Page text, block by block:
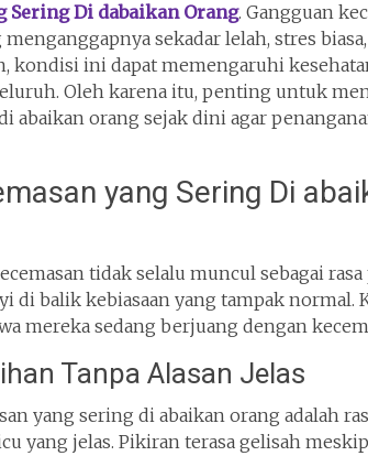
Sering Di dabaikan Orang. Gangguan
sekadar lelah, stres
kondisi ini dapat memengaruhi
Oleh karena itu, penting untuk
abaikan orang sejak dini agar
yang Sering Di
tidak selalu muncul sebagai
di balik kebiasaan yang tampak normal.
mereka sedang berjuang dengan
Tanpa Alasan Jelas
yang sering di abaikan orang adalah
yang jelas. Pikiran terasa gelisah